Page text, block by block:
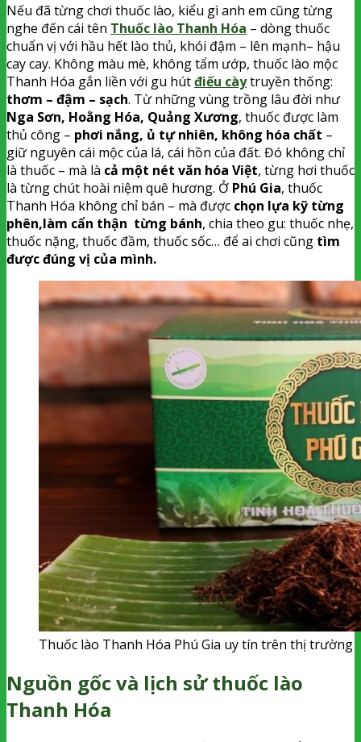
Nếu đã từng chơi thuốc lào, kiểu gì anh em cũng từng
nghe đến cái tên Thuốc lào Thanh Hóa – dòng thuốc
chuẩn vị với hầu hết lào thủ, khói đậm – lên mạnh– hậu
cay cay. Không màu mè, không tẩm ướp, thuốc lào mộc
Thanh Hóa gắn liền với gu hútđiếu càytruyền thống:
thơm – đậm – sạch. Từ những vùng trồng lâu đời như
Nga Sơn, Hoằng Hóa, Quảng Xương, thuốc được làm
thủ công – phơi nắng, ủ tự nhiên, không hóa chất –
giữ nguyên cái mộc của lá, cái hồn của đất. Đó không chỉ
là thuốc – mà là cả một nét văn hóa Việt, từng hơi thuốc
là từng chút hoài niệm quê hương. Ở Phú Gia, thuốc
Thanh Hóa không chỉ bán – mà được chọn lựa kỹ từng
phên,làm cẩn thận từng bánh, chia theo gu: thuốc nhẹ,
thuốc nặng, thuốc đầm, thuốc sốc… để ai chơi cũng tìm
được đúng vị của mình.
Thuốc lào Thanh Hóa Phú Gia uy tín trên thị trường
Nguồn gốc và lịch sử thuốc lào
Thanh Hóa